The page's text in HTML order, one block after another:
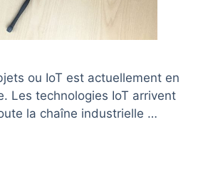
ou IoT est actuellement en
Les technologies IoT arrivent
la chaîne industrielle …